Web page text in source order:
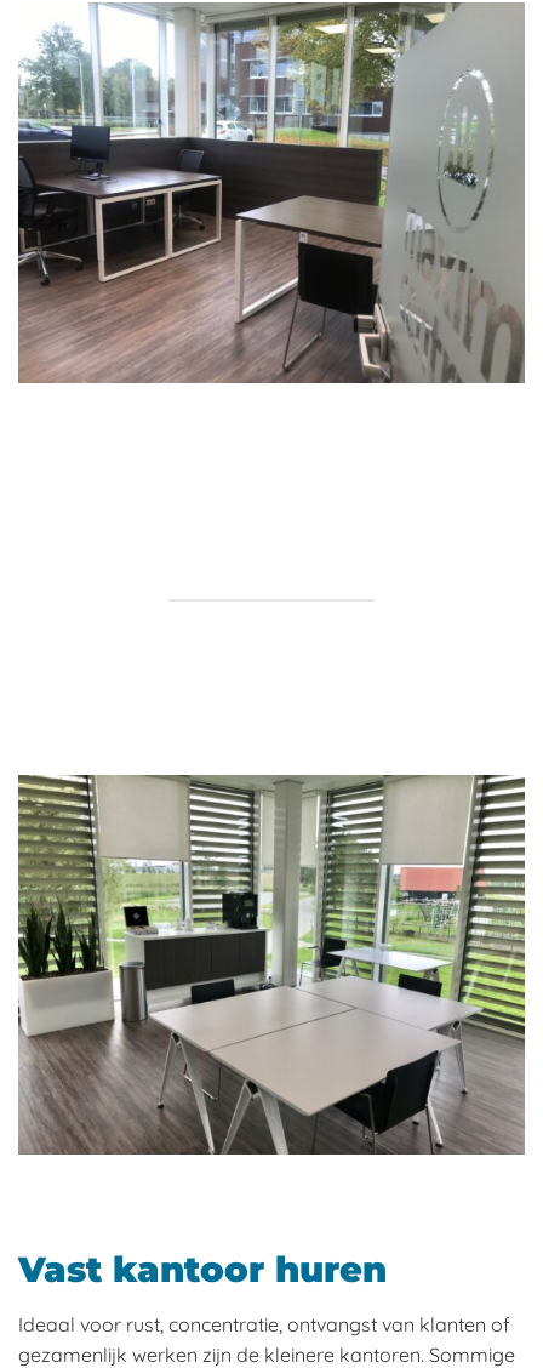
Vast kantoor huren
Ideaal voor rust, concentratie, ontvangst van klanten of
gezamenlijk werken zijn de kleinere kantoren. Sommige